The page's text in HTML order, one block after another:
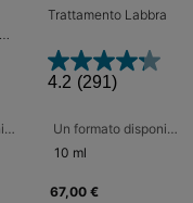
Un formato disponibile
Trattamento Labbra
4.2 (291)
Un formato disponibile
10 ml
67,00 €